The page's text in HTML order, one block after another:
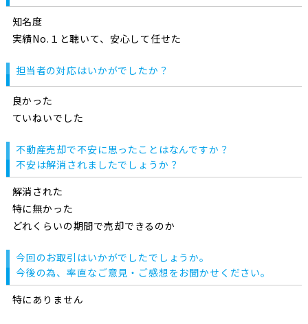
知名度
実績No.１と聴いて、安心して任せた
担当者の対応はいかがでしたか？
良かった
ていねいでした
不動産売却で不安に思ったことはなんですか？
不安は解消されましたでしょうか？
解消された
特に無かった
どれくらいの期間で売却できるのか
今回のお取引はいかがでしたでしょうか。
今後の為、率直なご意見・ご感想をお聞かせください。
特にありません